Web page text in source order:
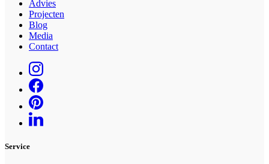
Advies
Projecten
Blog
Media
Contact
Service